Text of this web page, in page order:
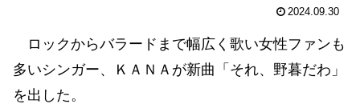
2024.09.30
ロックからバラードまで幅広く歌い女性ファンも
多いシンガー、ＫＡＮＡが新曲「それ、野暮だわ」
を出した。